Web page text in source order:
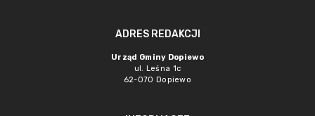
ADRES REDAKCJI
Urząd Gminy Dopiewo
ul. Leśna 1c
62-070 Dopiewo